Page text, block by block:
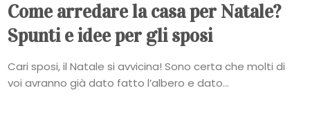
Come arredare la casa per Natale?
Spunti e idee per gli sposi
Cari sposi, il Natale si avvicina! Sono certa che molti di
voi avranno già dato fatto l’albero e dato...